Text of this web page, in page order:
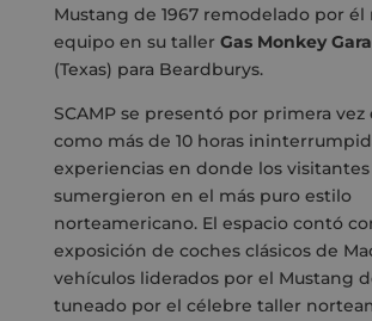
Mustang de 1967 remodelado por él
equipo en su taller Gas Monkey
(Texas) para Beardburys.
SCAMP se presentó por primera vez
como más de 10 horas
experiencias en donde los visitantes
sumergieron en el más puro estilo
norteamericano. El espacio contó
exposición de coches clásicos de
vehículos liderados por el Mustang
tuneado por el célebre taller